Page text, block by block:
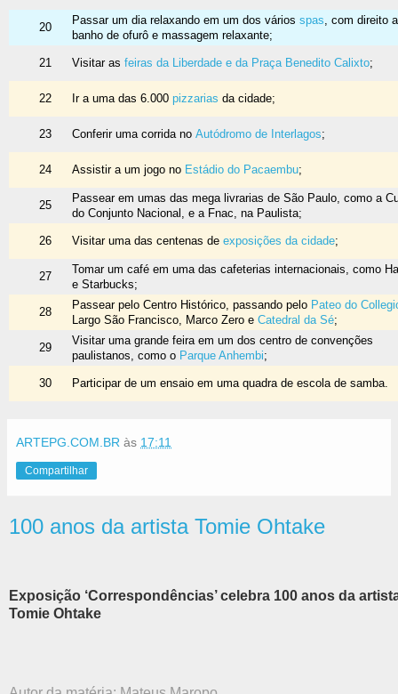
20
Passar um dia relaxando em um dos vários spas, com direito a
banho de ofurô e massagem relaxante;
21 Visitar as feiras da Liberdade e da Praça Benedito Calixto;
22 Ir a uma das 6.000 pizzarias da cidade;
23 Conferir uma corrida no Autódromo de Interlagos;
24 Assistir a um jogo no Estádio do Pacaembu;
25
Passear em umas das mega livrarias de São Paulo, como a
do Conjunto Nacional, e a Fnac, na Paulista;
26 Visitar uma das centenas de exposições da cidade;
27
Tomar um café em uma das cafeterias internacionais, como
e Starbucks;
28
Passear pelo Centro Histórico, passando pelo Pateo do
Largo São Francisco, Marco Zero e Catedral da Sé;
29
Visitar uma grande feira em um dos centro de convenções
paulistanos, como o Parque Anhembi;
30 Participar de um ensaio em uma quadra de escola de samba.
ARTEPG.COM.BR às 17:11
Compartilhar
100 anos da artista Tomie Ohtake
Exposição ‘Correspondências’ celebra 100 anos da
Tomie Ohtake